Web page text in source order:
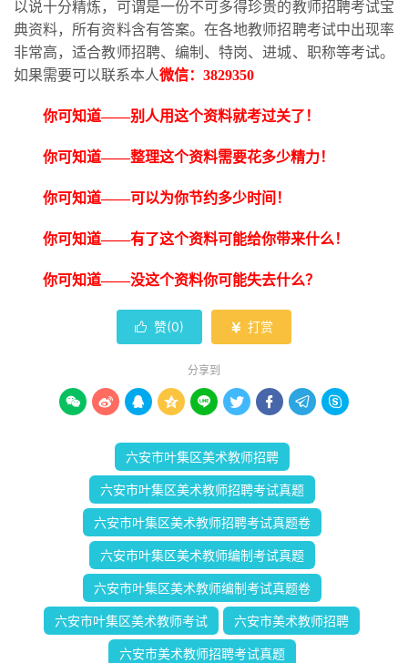
以说十分精炼，可谓是一份不可多得珍贵的教师招聘考试宝
典资料，所有资料含有答案。在各地教师招聘考试中出现率
非常高，适合教师招聘、编制、特岗、进城、职称等考试。
如果需要可以联系本人微信： 3829350
你可知道——别人用这个资料就考过关了！
你可知道——整理这个资料需要花多少精力！
你可知道——可以为你节约多少时间！
你可知道——有了这个资料可能给你带来什么！
你可知道——没这个资料你可能失去什么？
 赞(0)  打赏
分享到
        
六安市叶集区美术教师招聘
六安市叶集区美术教师招聘考试真题
六安市叶集区美术教师招聘考试真题卷
六安市叶集区美术教师编制考试真题
六安市叶集区美术教师编制考试真题卷
六安市叶集区美术教师考试 六安市美术教师招聘
六安市美术教师招聘考试真题